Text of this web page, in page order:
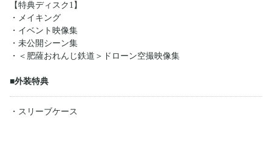
【特典ディスク1】
・メイキング
・イベント映像集
・未公開シーン集
・＜肥薩おれんじ鉄道＞ドローン空撮映像集
■外装特典
・スリーブケース